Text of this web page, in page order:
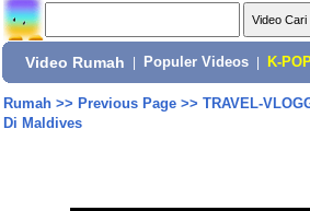
Video Rumah Populer Videos K-
Rumah>> Previous Page>> TRAVEL-
Di Maldives